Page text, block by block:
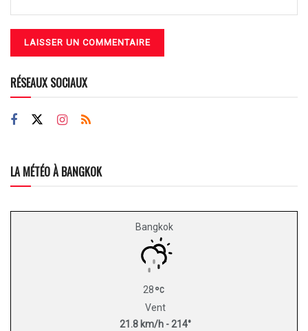
RÉSEAUX SOCIAUX
LA MÉTÉO À BANGKOK
Bangkok
28
Vent
21.8 km/h - 214°